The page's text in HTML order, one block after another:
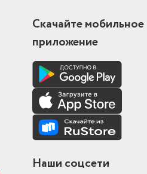
Скачайте мобильное
приложение
Наши соцсети